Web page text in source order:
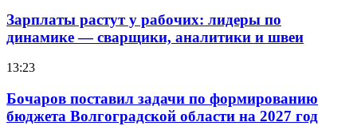
Зарплаты растут у рабочих: лидеры по
динамике — сварщики, аналитики и швеи
13:23
Бочаров поставил задачи по формированию
бюджета Волгоградской области на 2027 год